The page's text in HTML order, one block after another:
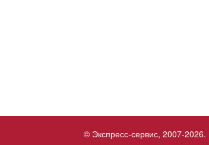
© Экспресс-сервис, 2007-2026.